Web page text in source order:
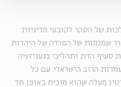
של הסקר לקובעי מדיניות
שמגמות של הפרדה של היהדות
סעיף הדת ותהליכי כנעניזציה
הרוב הישראלי. עם כל
מעלה שהוא מוכיח באופן חד